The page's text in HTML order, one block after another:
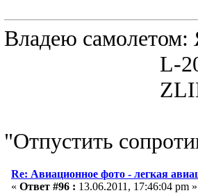
Владею
L-200D
ZLIN 526
"Отпустить
Re: Авиационное фото - легкая
« Ответ #96 : 13.06.2011, 17:46:04 pm »